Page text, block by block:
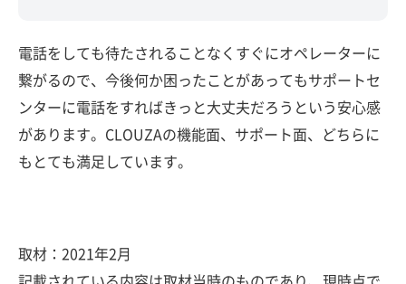
電話をしても待たされることなくすぐにオペレーターに
繋がるので、今後何か困ったことがあってもサポートセ
ンターに電話をすればきっと大丈夫だろうという安心感
があります。CLOUZAの機能面、サポート面、どちらに
もとても満足しています。
取材：2021年2月